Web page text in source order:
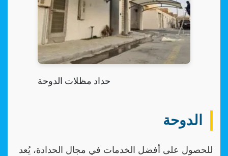
حداد مظلات الدوحة
الدوحة
للحصول على أفضل الخدمات في مجال الحدادة، يُعد